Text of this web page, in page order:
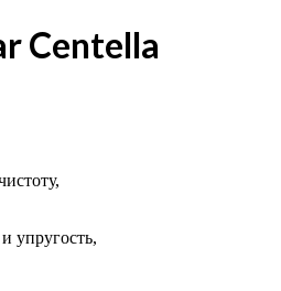
Centella
упругость,